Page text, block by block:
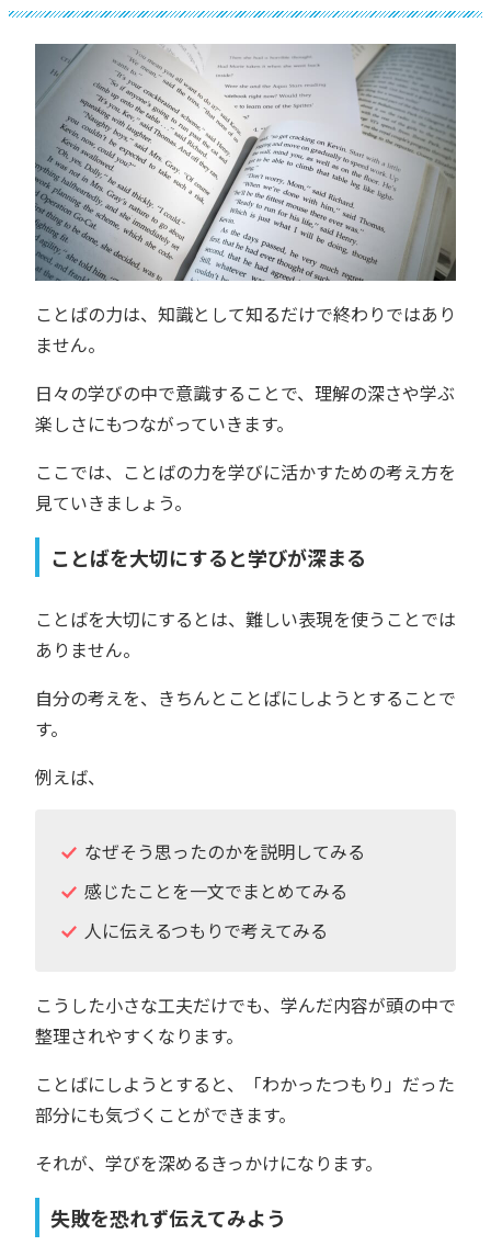
ことばの力は、知識として知るだけで終わりではあり
ません。
日々の学びの中で意識することで、理解の深さや学ぶ
楽しさにもつながっていきます。
ここでは、ことばの力を学びに活かすための考え方を
見ていきましょう。
ことばを大切にすると学びが深まる
ことばを大切にするとは、難しい表現を使うことでは
ありません。
自分の考えを、きちんとことばにしようとすることで
す。
例えば、
なぜそう思ったのかを説明してみる
感じたことを一文でまとめてみる
人に伝えるつもりで考えてみる
こうした小さな工夫だけでも、学んだ内容が頭の中で
整理されやすくなります。
ことばにしようとすると、「わかったつもり」だった
部分にも気づくことができます。
それが、学びを深めるきっかけになります。
失敗を恐れず伝えてみよう